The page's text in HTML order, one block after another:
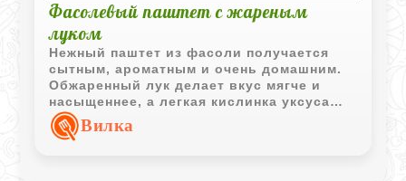
Фасолевый паштет с жареным
луком
Нежный паштет из фасоли получается
сытным, ароматным и очень домашним.
Обжаренный лук делает вкус мягче и
насыщеннее, а легкая кислинка уксуса
хорошо подчеркивает кремовую текстуру
фасоли.
Вилка